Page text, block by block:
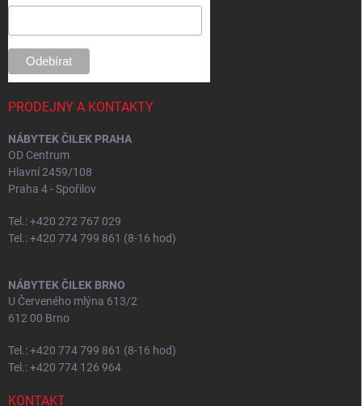
PRODEJNY A KONTAKTY
NÁBYTEK ČILEK PRAHA
OD Centrum
Hlavní 2459/108
Praha 4 - Spořilov
Tel.: +420 272 767 029
Tel.: +420 774 799 861 (8-16 hod)
NÁBYTEK ČILEK BRNO
U Červeného mlýna 613/2
612 00 Brno
Tel.: +420 774 799 861 (8-16 hod)
Tel.: +420 774 126 964
KONTAKT